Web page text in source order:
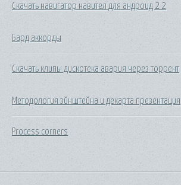
Скачать навигатор навител для андроид 2 2
Бард аккорды
Скачать клипы дискотека авария через торрент
Методология эйнштейна и декарта презентация
Process corners